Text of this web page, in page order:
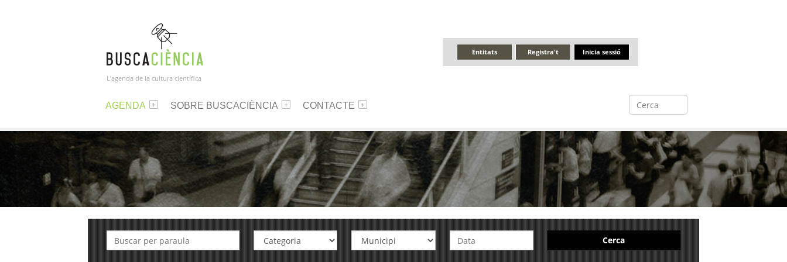
L’agenda de la cultura científica
Inicia sessió
Registra't
Entitats
AGENDA SOBRE BUSCACIÈNCIA CONTACTE
Cerca